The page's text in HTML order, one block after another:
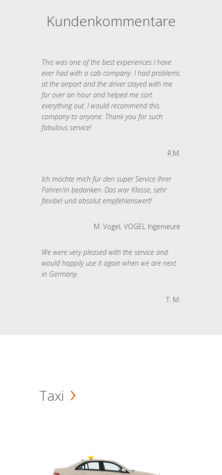
Kundenkommentare
This was one of the best experiences I have
ever had with a cab company. I had problems
at the airport and the driver stayed with me
for over an hour and helped me sort
everything out. I would recommend this
company to anyone. Thank you for such
fabulous service!
R.M.
Ich möchte mich für den super Service Ihrer
Fahrer/in bedanken. Das war Klasse, sehr
flexibel und absolut empfehlenswert!
M. Vogel, VOGEL Ingenieure
We were very pleased with the service and
would happily use it again when we are next
in Germany.
T. M.
Taxi